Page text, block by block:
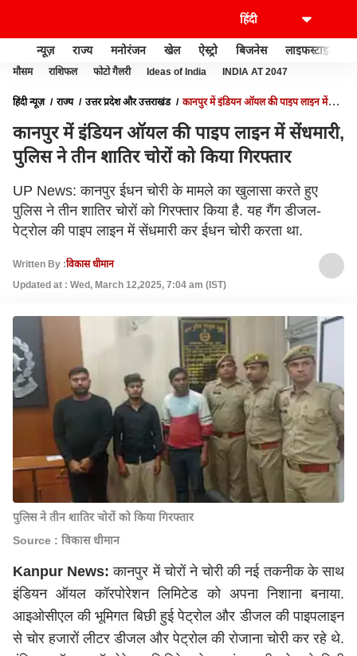
न्यूज़ राज्य मनोरंजन खेल ऐस्ट्रो बिजनेस लाइफस्टाइल
मौसम राशिफल फोटो गैलरी Ideas of India INDIA AT 2047
हिंदी न्यूज़ राज्य उत्तर प्रदेश और उत्तराखंड
कानपुर में इंडियन ऑयल की पाइप लाइन में
कानपुर में इंडियन ऑयल की पाइप लाइन में सेंधमारी,
पुलिस ने तीन शातिर चोरों को किया गिरफ्तार
UP News: कानपुर ईधन चोरी के मामले का खुलासा करते हुए
पुलिस ने तीन शातिर चोरों को गिरफ्तार किया है. यह गैंग डीजल-
पेट्रोल की पाइप लाइन में सेंधमारी कर ईधन चोरी करता था.
Written By :विकास धीमान
Updated at : Wed, March 12,2025, 7:04 am (IST)
पुलिस ने तीन शातिर चोरों को किया गिरफ्तार
Source : विकास धीमान
Kanpur News: कानपुर में चोरों ने चोरी की नई तकनीक के साथ
इंडियन ऑयल कॉरपोरेशन लिमिटेड को अपना निशाना बनाया.
आइओसीएल की भूमिगत बिछी हुई पेट्रोल और डीजल की पाइपलाइन
से चोर हजारों लीटर डीजल और पेट्रोल की रोजाना चोरी कर रहे थे.